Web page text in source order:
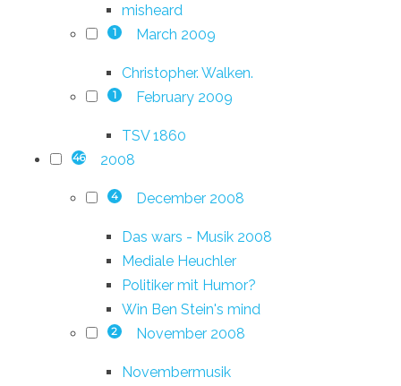
misheard
1 March 2009
Christopher. Walken.
1 February 2009
TSV 1860
46 2008
4 December 2008
Das wars - Musik 2008
Mediale Heuchler
Politiker mit Humor?
Win Ben Stein's mind
2 November 2008
Novembermusik